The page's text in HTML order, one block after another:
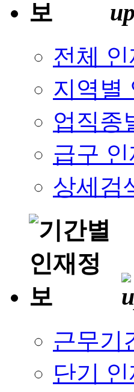
전체
지역별
업직종
급구
상세검
근무기
단기